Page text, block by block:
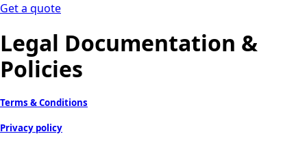
Get a quote
Legal Documentation &
Policies
Terms & Conditions
Privacy policy